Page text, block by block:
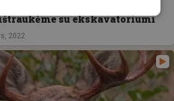
#16 Kaip bebras pavirto
su ekskavatoriumi
2022